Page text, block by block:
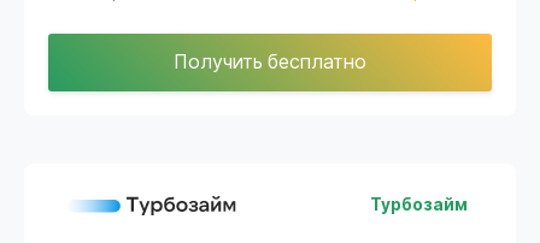
Получить бесплатно
Турбозайм